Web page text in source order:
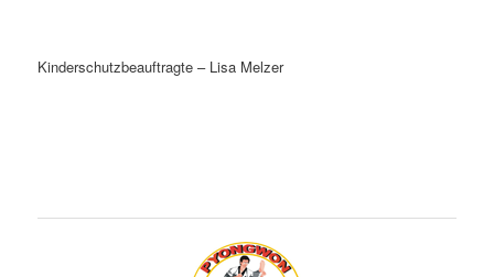
Kinderschutzbeauftragte – Lisa Melzer